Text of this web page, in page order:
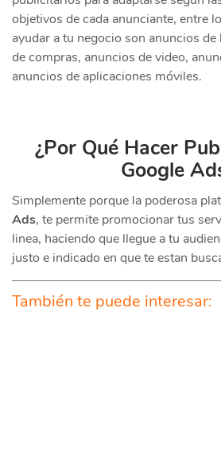
objetivos de cada anunciante, entre
ayudar a tu negocio son anuncios
de compras, anuncios de video,
anuncios de aplicaciones móviles.
¿Por Qué Hacer
Google
Simplemente porque la poderosa
Ads, te permite promocionar tus
linea, haciendo que llegue a tu
justo e indicado en que te estan
También te puede interesar: